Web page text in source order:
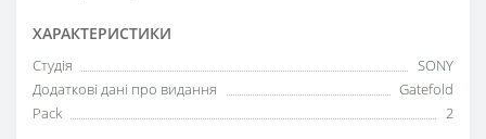
ХАРАКТЕРИСТИКИ
Студія
SONY
Додаткові дані про видання
Gatefold
Pack
2